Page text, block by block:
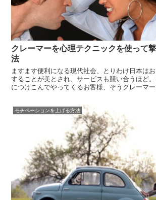
クレーマーを心理テクニックを使って
法
ますます便利になる現代社会、とりわけ日本は
することが美とされ、サービスも競い合うほど
につけこんでやってくるお客様、そうクレーマ
どの窓口や事務対応の電話口でもそのクレーマ
る、そんな...
モチベーションを上げる方法